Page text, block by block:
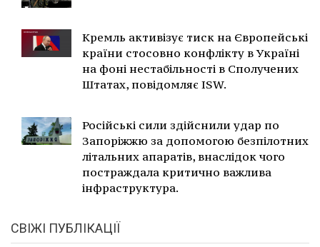
Кремль активізує тиск на Європейські
країни стосовно конфлікту в Україні
на фоні нестабільності в Сполучених
Штатах, повідомляє ISW.
Російські сили здійснили удар по
Запоріжжю за допомогою безпілотних
літальних апаратів, внаслідок чого
постраждала критично важлива
інфраструктура.
СВІЖІ ПУБЛІКАЦІЇ